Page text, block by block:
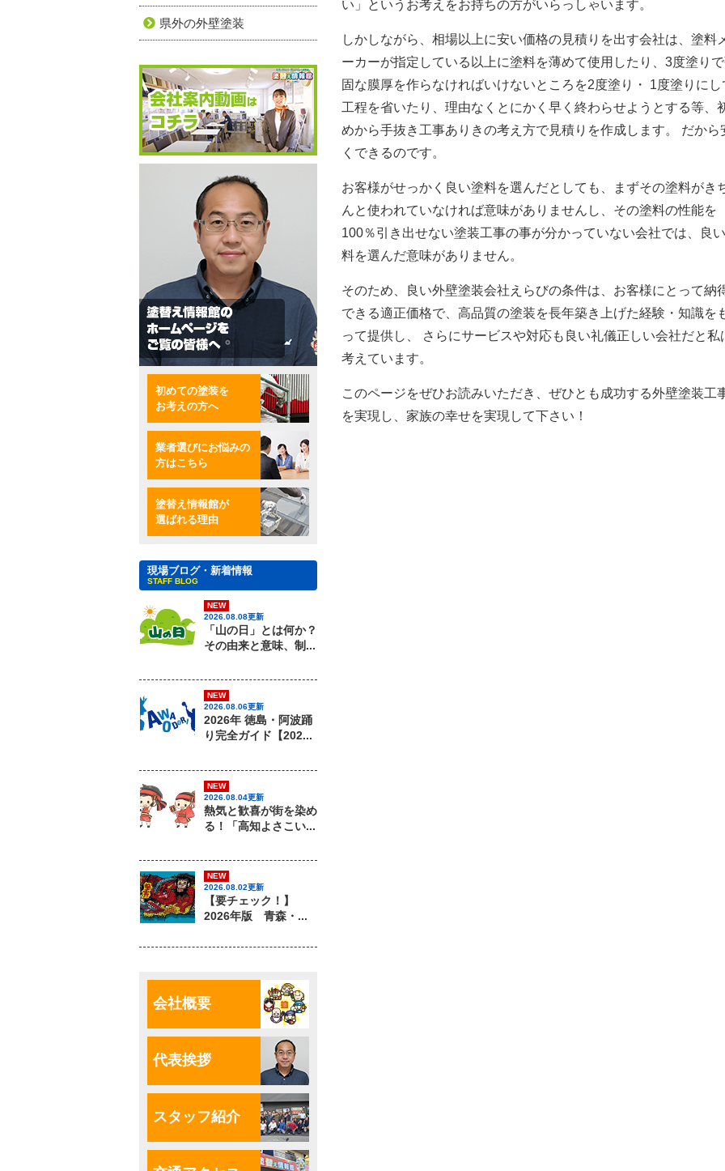
い」というお考えをお持ちの方がいらっしゃいます。
しかしながら、相場以上に安い価格の見積りを出す会社は、塗料
ーカーが指定している以上に塗料を薄めて使用したり、3度塗り
固な膜厚を作らなければいけないところを2度塗り・ 1度塗りにし
工程を省いたり、理由なくとにかく早く終わらせようとする等、
めから手抜き工事ありきの考え方で見積りを作成します。 だから
くできるのです。
お客様がせっかく良い塗料を選んだとしても、まずその塗料がき
んと使われていなければ意味がありませんし、その塗料の性能を
100％引き出せない塗装工事の事が分かっていない会社では、良
料を選んだ意味がありません。
そのため、良い外壁塗装会社えらびの条件は、お客様にとって納
できる適正価格で、高品質の塗装を長年築き上げた経験・知識を
って提供し、 さらにサービスや対応も良い礼儀正しい会社だと私
考えています。
このページをぜひお読みいただき、ぜひとも成功する外壁塗装工
を実現し、家族の幸せを実現して下さい！
県外の外壁塗装
初めての塗装を
お考えの方へ
業者選びにお悩みの
方はこちら
塗替え情報館が
選ばれる理由
現場ブログ・新着情報
STAFF BLOG
NEW
2026.08.08更新
「山の日」とは何か？
その由来と意味、制...
NEW
2026.08.06更新
2026年 徳島・阿波踊
り完全ガイド【202...
NEW
2026.08.04更新
熱気と歓喜が街を染め
る！「高知よさこい...
NEW
2026.08.02更新
【要チェック！】
2026年版 青森・...
会社概要
代表挨拶
スタッフ紹介